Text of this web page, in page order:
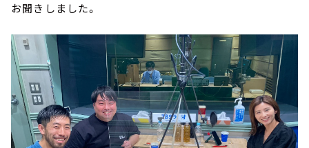
お聞きしました。